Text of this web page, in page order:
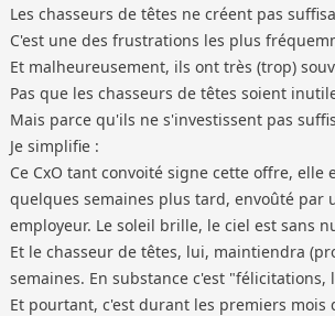
Les chasseurs de têtes ne créent pas
C'est une des frustrations les plus
Et malheureusement, ils ont très (trop)
Pas que les chasseurs de têtes soient
Mais parce qu'ils ne s'investissent pas
Je simplifie :
Ce CxO tant convoité signe cette offre,
quelques semaines plus tard, envoûté par
employeur. Le soleil brille, le ciel est sans
Et le chasseur de têtes, lui, maintiendra
semaines. En substance c'est
Et pourtant, c'est durant les premiers mois